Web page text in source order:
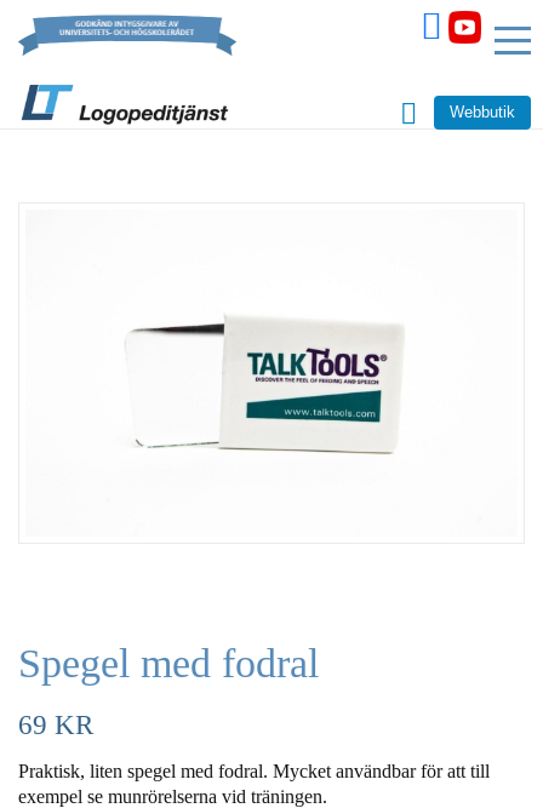
Webbutik
Spegel med fodral
69 KR
Praktisk, liten spegel med fodral. Mycket användbar för att till
exempel se munrörelserna vid träningen.